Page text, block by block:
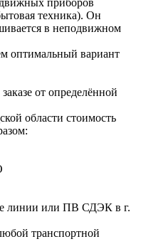
техника). Он
в неподвижном
оптимальный вариант
от определённой
области стоимость
линии или ПВ СДЭК в г.
транспортной